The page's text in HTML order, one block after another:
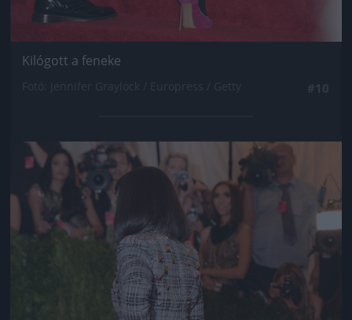
Kilógott a feneke
Jön még kép!